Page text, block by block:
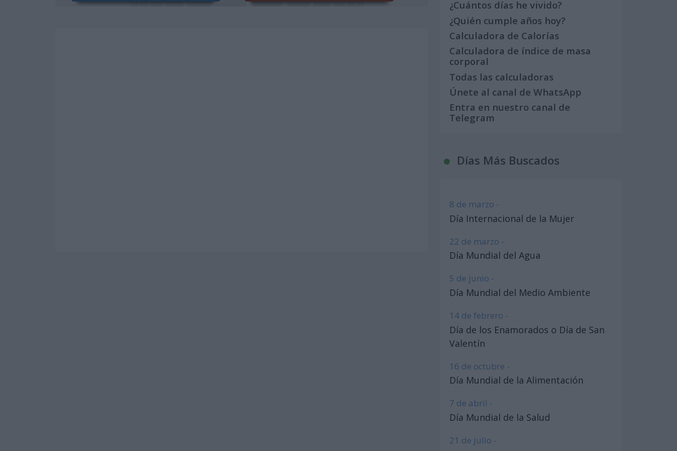
¿Cuántos días he vivido?
¿Quién cumple años hoy?
Calculadora de Calorías
Calculadora de índice de masa
corporal
Todas las calculadoras
Únete al canal de WhatsApp
Entra en nuestro canal de
Telegram
Días Más Buscados
8 de marzo -
Día Internacional de la Mujer
22 de marzo -
Día Mundial del Agua
5 de junio -
Día Mundial del Medio Ambiente
14 de febrero -
Día de los Enamorados o Día de San
Valentín
16 de octubre -
Día Mundial de la Alimentación
7 de abril -
Día Mundial de la Salud
21 de julio -